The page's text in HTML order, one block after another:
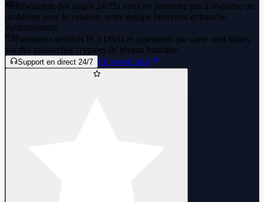
Résolution des litiges 24/7Si vous ne parvenez pas à résoudre un
problème avec le vendeur, notre équipe intervient et tranche
équitablement.
Paiements certifiés PCI DSSLes paiements par carte sont traités
via des passerelles cryptées de niveau bancaire.
Support en direct 24/7 En savoir plus